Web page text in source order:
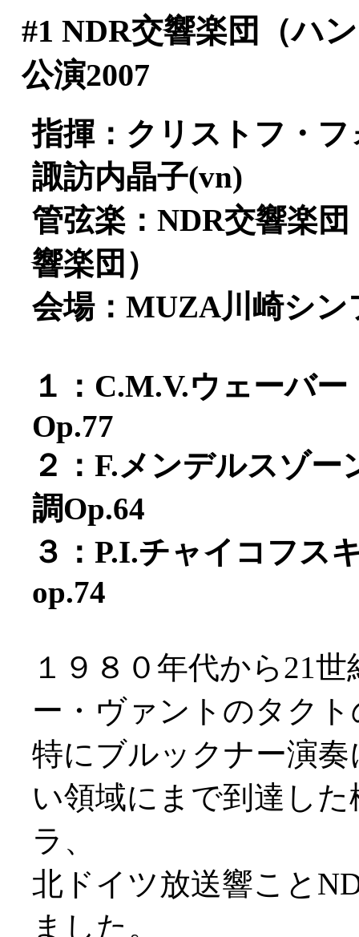
#1 NDR交響楽団（ハ
公演2007
指揮：クリストフ・
諏訪内晶子(vn)
管弦楽：NDR交響楽
響楽団）
会場：MUZA川崎シン
１：C.M.V.ウェーバ
Op.77
２：F.メンデルスゾ
調Op.64
３：P.I.チャイコフス
op.74
１９８０年代から21
ー・ヴァントのタク
特にブルックナー演
い領域にまで到達し
ラ、
北ドイツ放送響こと
ました。